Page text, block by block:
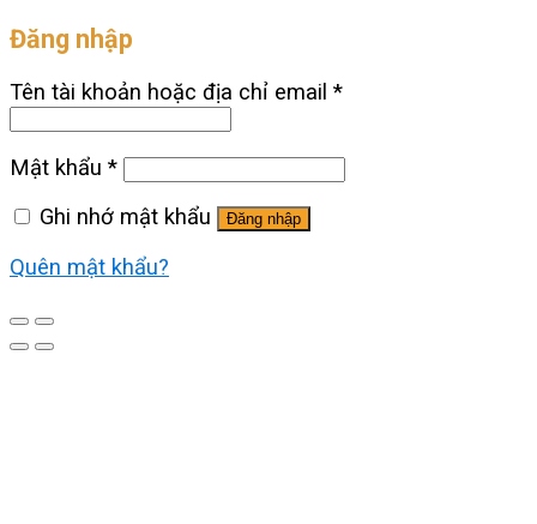
Đăng nhập
Tên tài khoản hoặc địa chỉ email *
Mật khẩu *
Ghi nhớ mật khẩu
Đăng nhập
Quên mật khẩu?